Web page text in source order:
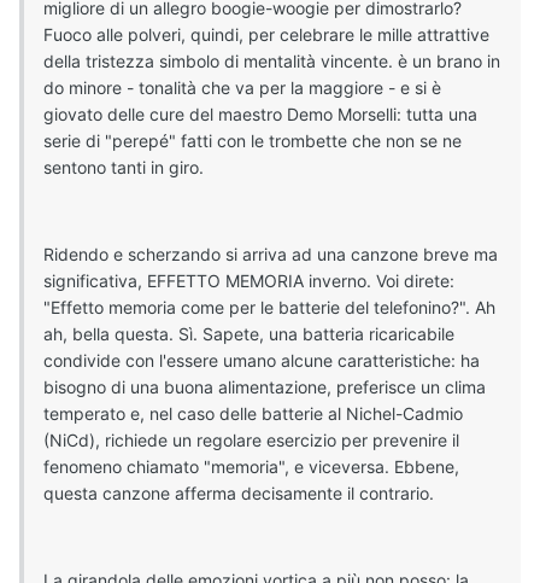
migliore di un allegro boogie-woogie per dimostrarlo?
Fuoco alle polveri, quindi, per celebrare le mille attrattive
della tristezza simbolo di mentalità vincente. è un brano in
do minore - tonalità che va per la maggiore - e si è
giovato delle cure del maestro Demo Morselli: tutta una
serie di "perepé" fatti con le trombette che non se ne
sentono tanti in giro.
Ridendo e scherzando si arriva ad una canzone breve ma
significativa, EFFETTO MEMORIA inverno. Voi direte:
"Effetto memoria come per le batterie del telefonino?". Ah
ah, bella questa. Sì. Sapete, una batteria ricaricabile
condivide con l'essere umano alcune caratteristiche: ha
bisogno di una buona alimentazione, preferisce un clima
temperato e, nel caso delle batterie al Nichel-Cadmio
(NiCd), richiede un regolare esercizio per prevenire il
fenomeno chiamato "memoria", e viceversa. Ebbene,
questa canzone afferma decisamente il contrario.